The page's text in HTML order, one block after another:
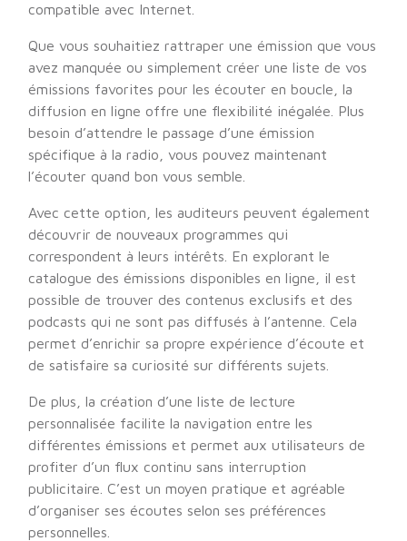
compatible avec Internet.
Que vous souhaitiez rattraper une émission que vous
avez manquée ou simplement créer une liste de vos
émissions favorites pour les écouter en boucle, la
diffusion en ligne offre une flexibilité inégalée. Plus
besoin d’attendre le passage d’une émission
spécifique à la radio, vous pouvez maintenant
l’écouter quand bon vous semble.
Avec cette option, les auditeurs peuvent également
découvrir de nouveaux programmes qui
correspondent à leurs intérêts. En explorant le
catalogue des émissions disponibles en ligne, il est
possible de trouver des contenus exclusifs et des
podcasts qui ne sont pas diffusés à l’antenne. Cela
permet d’enrichir sa propre expérience d’écoute et
de satisfaire sa curiosité sur différents sujets.
De plus, la création d’une liste de lecture
personnalisée facilite la navigation entre les
différentes émissions et permet aux utilisateurs de
profiter d’un flux continu sans interruption
publicitaire. C’est un moyen pratique et agréable
d’organiser ses écoutes selon ses préférences
personnelles.